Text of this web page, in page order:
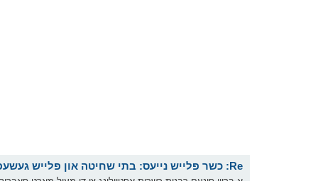
Re: כשר פלייש נייעס: בתי שחיטה און פלייש געשעפטן